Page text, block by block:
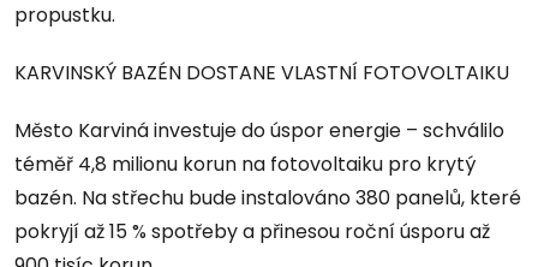
propustku.
KARVINSKÝ BAZÉN DOSTANE VLASTNÍ FOTOVOLTAIKU
Město Karviná investuje do úspor energie – schválilo
téměř 4,8 milionu korun na fotovoltaiku pro krytý
bazén. Na střechu bude instalováno 380 panelů, které
pokryjí až 15 % spotřeby a přinesou roční úsporu až